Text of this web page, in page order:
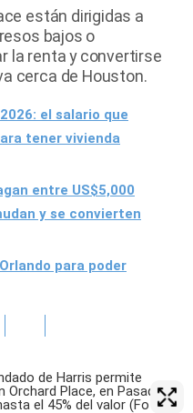
están dirigidas a
bajos o
la renta y convertirse
cerca de Houston.
el salario que
tener vivienda
entre US$5,000
y se convierten
para poder